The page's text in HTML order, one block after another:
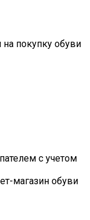
покупку обуви
с учетом
магазин обуви